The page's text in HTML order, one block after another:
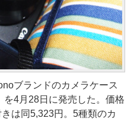
ブランドのカメラケース
を4月28日に発売した。価格
は同5,323円。5種類のカ